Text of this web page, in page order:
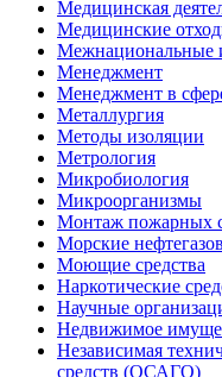
Медицинская
Медицинские
Межнациональные
Менеджмент
Менеджмент в
Металлургия
Методы изоляции
Метрология
Микробиология
Микроорганизмы
Монтаж пожарных
Морские
Моющие средства
Наркотические
Научные
Недвижимое
Независимая
средств (ОСАГО)